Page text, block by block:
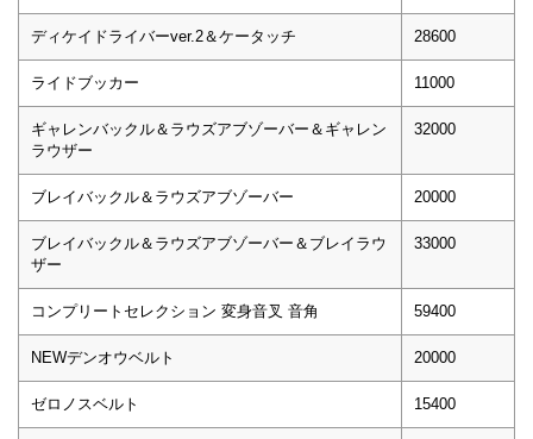
ディケイドライバーver.2＆ケータッチ 28600
ライドブッカー 11000
ギャレンバックル＆ラウズアブゾーバー＆ギャレン
ラウザー
32000
ブレイバックル＆ラウズアブゾーバー 20000
ブレイバックル＆ラウズアブゾーバー＆ブレイラウ
ザー
33000
コンプリートセレクション 変身音叉 音角 59400
NEWデンオウベルト 20000
ゼロノスベルト 15400